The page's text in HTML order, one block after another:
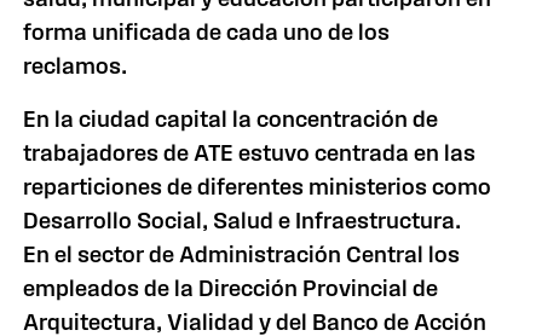
forma unificada de cada uno de los
reclamos.
En la ciudad capital la concentración de
trabajadores de ATE estuvo centrada en las
reparticiones de diferentes ministerios como
Desarrollo Social, Salud e Infraestructura.
En el sector de Administración Central los
empleados de la Dirección Provincial de
Arquitectura, Vialidad y del Banco de Acción